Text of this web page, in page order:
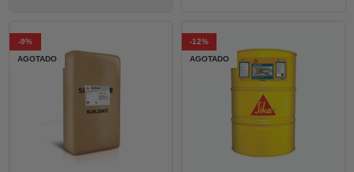
-9%
AGOTADO
-12%
AGOTADO